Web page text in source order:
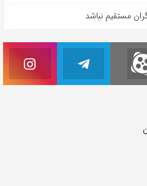
مستقیم نباشد